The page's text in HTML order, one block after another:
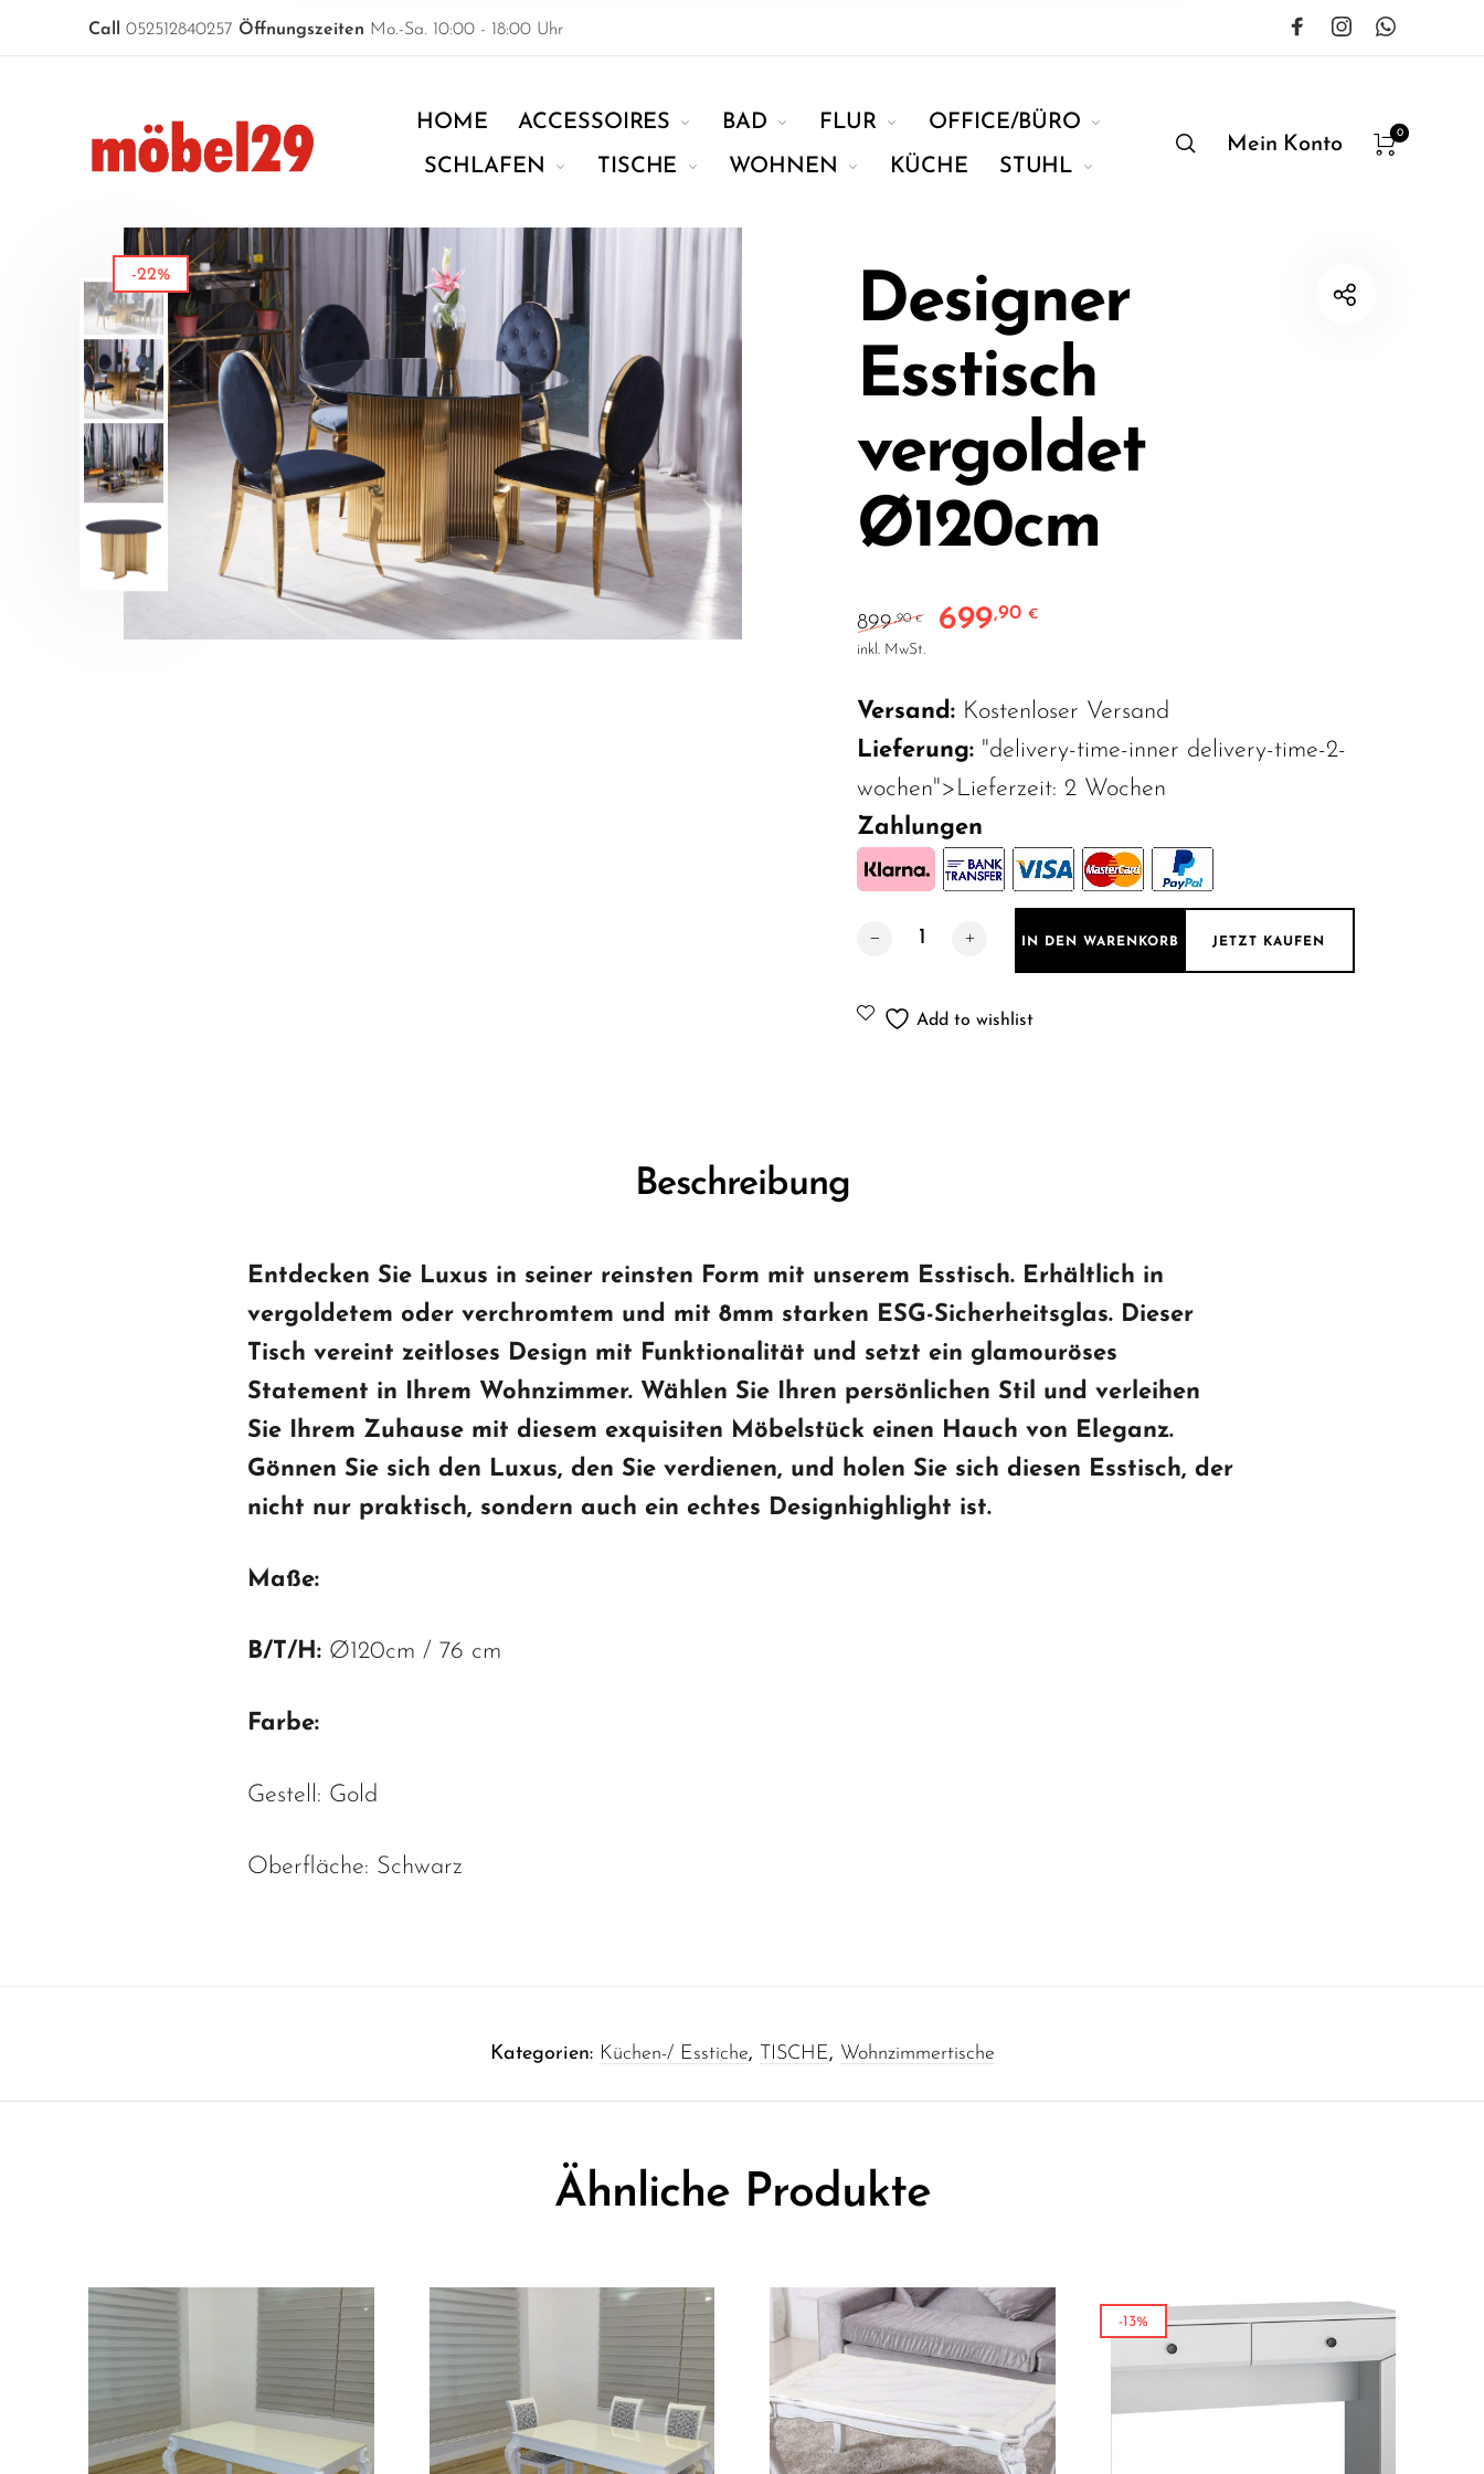
Call 052512840257 Öffnungszeiten Mo.-Sa. 10:00 - 18:00 Uhr
HOME ACCESSOIRES BAD FLUR
OFFICE/BÜRO
SCHLAFEN
TISCHE WOHNEN KÜCHE STUHL
Mein Konto
0
-22%
Designer
Esstisch
vergoldet
Ø120cm
899,90€ Ursprünglicher Preis war: 899,90 €
699,90€
inkl. MwSt.
Versand: Kostenloser Versand
Lieferung: "delivery-time-inner delivery-time-2-
wochen">Lieferzeit: 2 Wochen
Zahlungen
Designer Esstisch vergoldet Ø120cm Menge
IN DEN WARENKORB JETZT KAUFEN
Add to wishlist
Beschreibung
Entdecken Sie Luxus in seiner reinsten Form mit unserem Esstisch. Erhältlich in
vergoldetem oder verchromtem und mit 8mm starken ESG-Sicherheitsglas. Dieser
Tisch vereint zeitloses Design mit Funktionalität und setzt ein glamouröses
Statement in Ihrem Wohnzimmer. Wählen Sie Ihren persönlichen Stil und verleihen
Sie Ihrem Zuhause mit diesem exquisiten Möbelstück einen Hauch von Eleganz.
Gönnen Sie sich den Luxus, den Sie verdienen, und holen Sie sich diesen Esstisch, der
nicht nur praktisch, sondern auch ein echtes Designhighlight ist.
Maße:
B/T/H: Ø120cm / 76 cm
Farbe:
Gestell: Gold
Oberfläche: Schwarz
Kategorien: Küchen-/ Esstiche, TISCHE, Wohnzimmertische
Ähnliche Produkte
-13%